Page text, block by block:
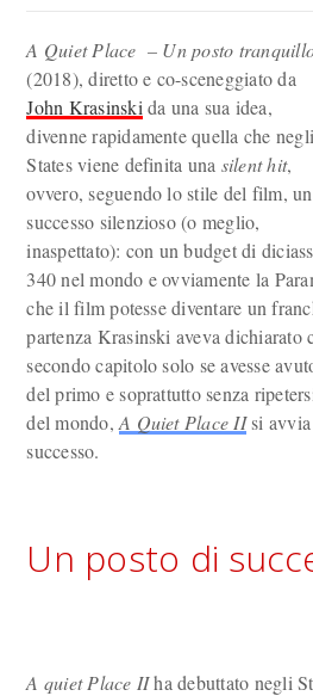
A Quiet Place – Un posto
(2018), diretto e co-sceneggiato da
John Krasinski da una sua idea,
divenne rapidamente quella che negli
States viene definita una silent hit,
ovvero, seguendo lo stile del film, un
successo silenzioso (o meglio,
inaspettato): con un budget di
340 nel mondo e ovviamente la
che il film potesse diventare un
partenza Krasinski aveva dichiarato
secondo capitolo solo se avesse
del primo e soprattutto senza
del mondo,A Quiet Place IIsi avvia
successo.
Un posto di
A quiet Place IIha debuttato negli